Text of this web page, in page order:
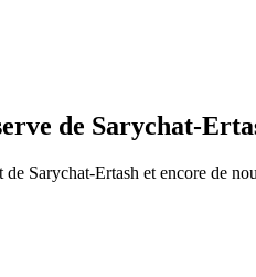
de Sarychat-
Sarychat-Ertash et encore de